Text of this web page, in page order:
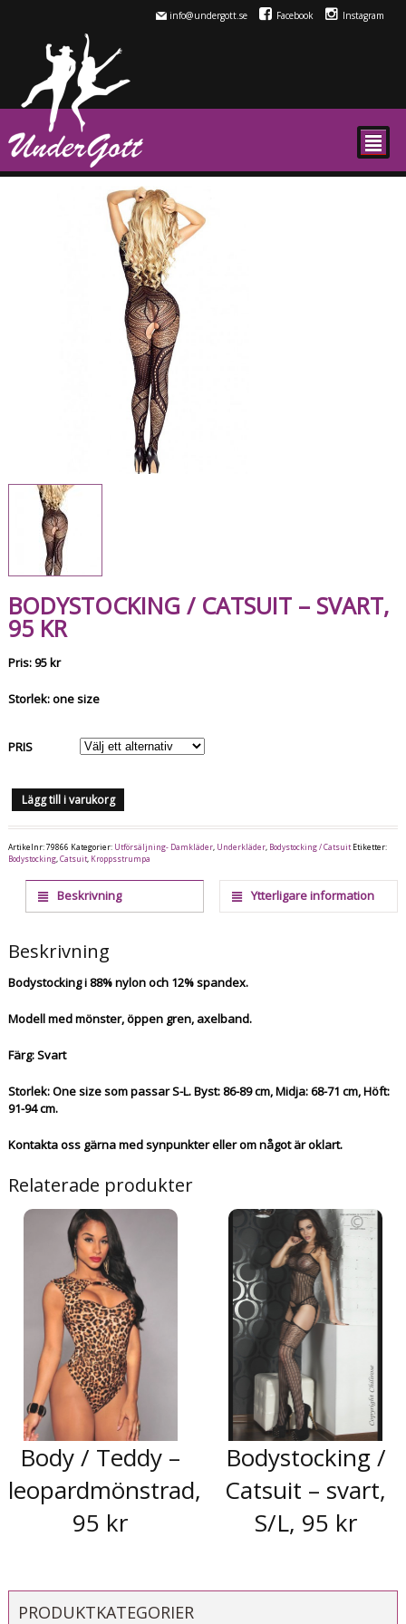
info@undergott.se Facebook Instagram
²
BODYSTOCKING / CATSUIT – SVART,
95 KR
Pris: 95 kr
Storlek: one size
PRIS
Lägg till i varukorg
Artikelnr:79866 Kategorier: Utförsäljning- Damkläder, Underkläder, Bodystocking / Catsuit Etiketter:
Bodystocking,Catsuit, Kroppsstrumpa
Beskrivning Ytterligare information
Beskrivning
Bodystocking i 88% nylon och 12% spandex.
Modell med mönster, öppen gren, axelband.
Färg: Svart
Storlek: One size som passar S-L. Byst: 86-89 cm, Midja: 68-71 cm, Höft:
91-94 cm.
Kontakta oss gärna med synpunkter eller om något är oklart.
Relaterade produkter
Body / Teddy –
leopardmönstrad,
95 kr
Bodystocking /
Catsuit – svart,
S/L, 95 kr
PRODUKTKATEGORIER